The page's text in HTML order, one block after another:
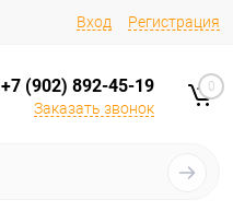
Вход Регистрация
+7 (902) 892-45-19
Заказать звонок
0